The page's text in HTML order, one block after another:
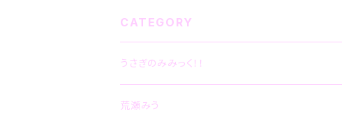
CATEGORY
うさぎのみみっく！！
CD
荒瀬みう